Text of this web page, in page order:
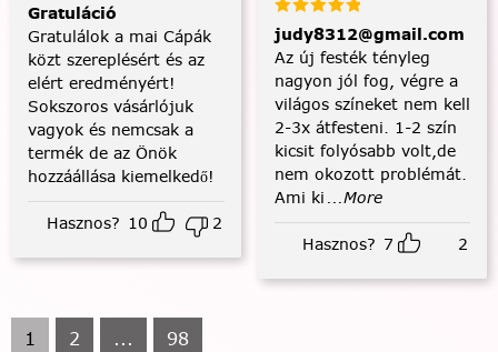
Gratuláció
Gratulálok a mai Cápák
közt szereplésért és az
elért eredményért!
Sokszoros vásárlójuk
vagyok és nemcsak a
termék de az Önök
hozzáállása kiemelkedő!
Hasznos? 10 2
judy8312@gmail.com
Az új festék tényleg
nagyon jól fog, végre a
világos színeket nem kell
2-3x átfesteni. 1-2 szín
kicsit folyósabb volt,de
nem okozott problémát.
Ami ki ...More
Hasznos? 7 2
1 2 ... 98